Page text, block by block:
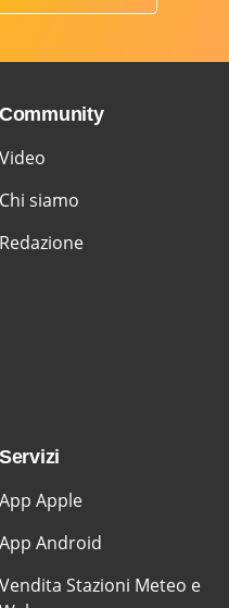
Community
Video
Chi siamo
Redazione
Servizi
App Apple
App Android
Vendita Stazioni Meteo e